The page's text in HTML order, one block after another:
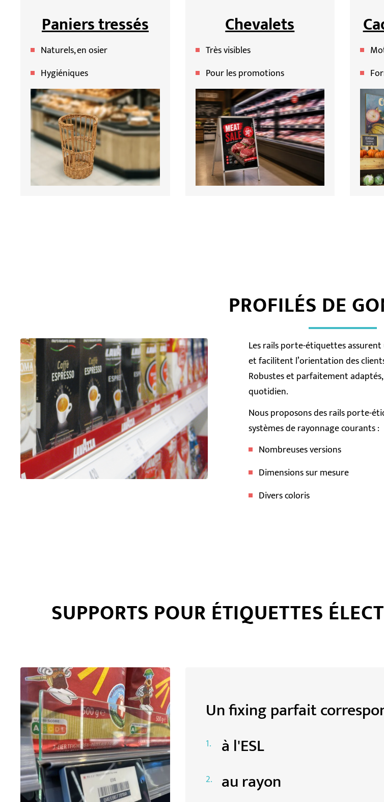
Paniers tressés
Naturels, en osier
Hygiéniques
Chevalets
Très visibles
Pour les promotions
PROFILÉS DE
Les rails porte-étiquettes
et facilitent l’orientation des
Robustes et parfaitement
quotidien.
Nous proposons des rails porte-
systèmes de rayonnage courants :
Nombreuses versions
Dimensions sur mesure
Divers coloris
SUPPORTS POUR ÉTIQUETTES
Un fixing parfait
à l'ESL
au rayon